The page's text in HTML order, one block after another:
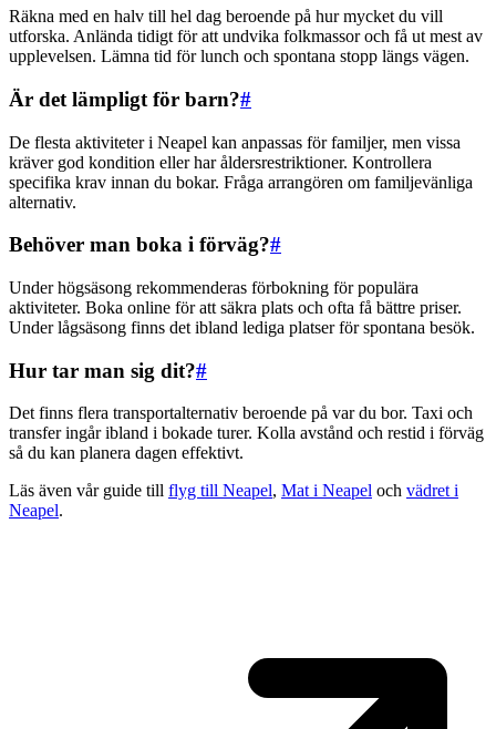
Räkna med en halv till hel dag beroende på hur mycket du vill
utforska. Anlända tidigt för att undvika folkmassor och få ut mest av
upplevelsen. Lämna tid för lunch och spontana stopp längs vägen.
Är det lämpligt för barn?#
De flesta aktiviteter i Neapel kan anpassas för familjer, men vissa
kräver god kondition eller har åldersrestriktioner. Kontrollera
specifika krav innan du bokar. Fråga arrangören om familjevänliga
alternativ.
Behöver man boka i förväg?#
Under högsäsong rekommenderas förbokning för populära
aktiviteter. Boka online för att säkra plats och ofta få bättre priser.
Under lågsäsong finns det ibland lediga platser för spontana besök.
Hur tar man sig dit?#
Det finns flera transportalternativ beroende på var du bor. Taxi och
transfer ingår ibland i bokade turer. Kolla avstånd och restid i förväg
så du kan planera dagen effektivt.
Läs även vår guide till flyg till Neapel, Mat i Neapel och vädret i
Neapel.